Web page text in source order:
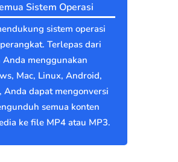
Sistem Operasi
sistem operasi
Terlepas dari
Anda menggunakan
Mac, Linux, Android,
Anda dapat mengonversi
semua konten
ke file MP4 atau MP3.